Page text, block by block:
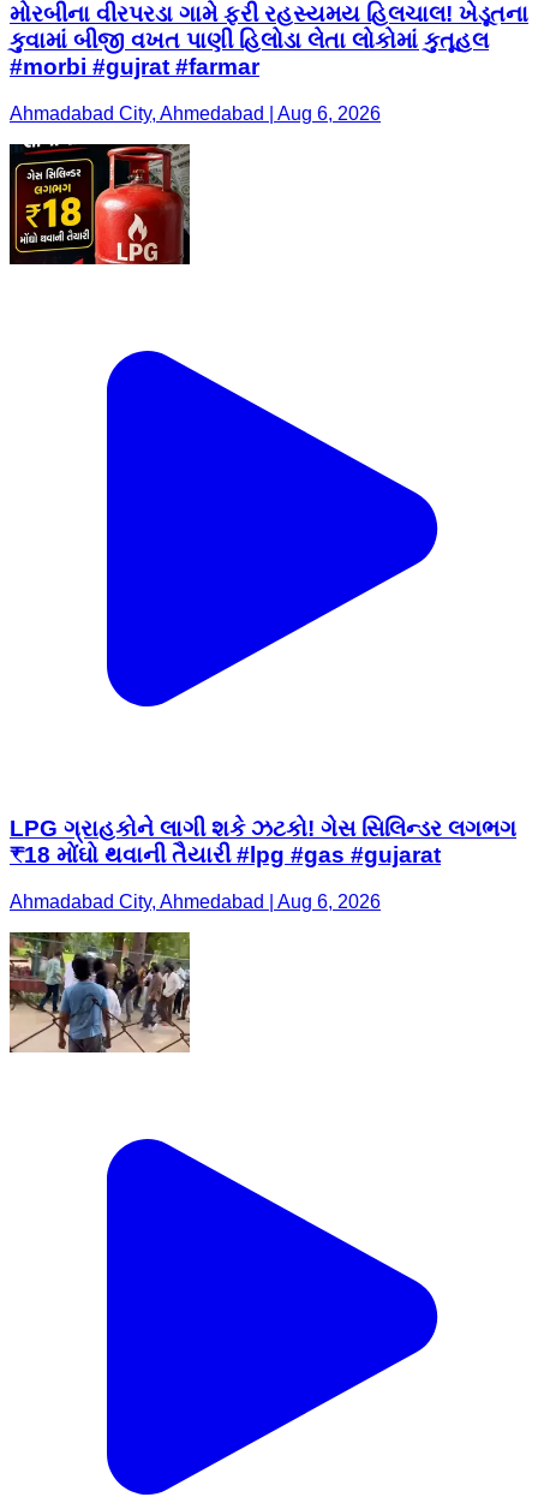
મોરબીના વીરપરડા ગામે ફરી રહસ્યમય હિલચાલ! ખેડૂતના
કુવામાં બીજી વખત પાણી હિલોડા લેતા લોકોમાં કુતૂહલ
#morbi #gujrat #farmar
Ahmadabad City, Ahmedabad | Aug 6, 2026
LPG ગ્રાહકોને લાગી શકે ઝટકો! ગેસ સિલિન્ડર લગભગ
₹18 મોંઘો થવાની તૈયારી #lpg #gas #gujarat
Ahmadabad City, Ahmedabad | Aug 6, 2026